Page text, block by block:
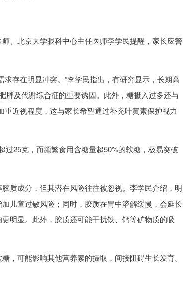
北京大学眼科中心主任医师李学民提醒，家长应警
存在明显冲突。”李学民指出，有研究显示，长期高
胖及代谢综合征的重要诱因。此外，糖摄入过多还与
近视程度，这与家长希望通过补充叶黄素保护视力
25克，而频繁食用含糖量超50%的软糖，极易突破
成分，但其潜在风险往往被忽视。李学民介绍，明
儿童过敏风险；同时，胶质在胃中溶解缓慢，会延长
明显。此外，胶质还可能干扰铁、钙等矿物质的吸
可能影响其他营养素的摄取，间接阻碍生长发育。